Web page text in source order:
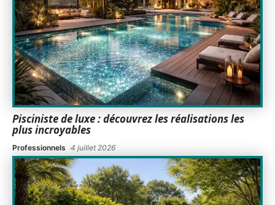
Pisciniste de luxe : découvrez les réalisations les
plus incroyables
Professionnels 4 juillet 2026